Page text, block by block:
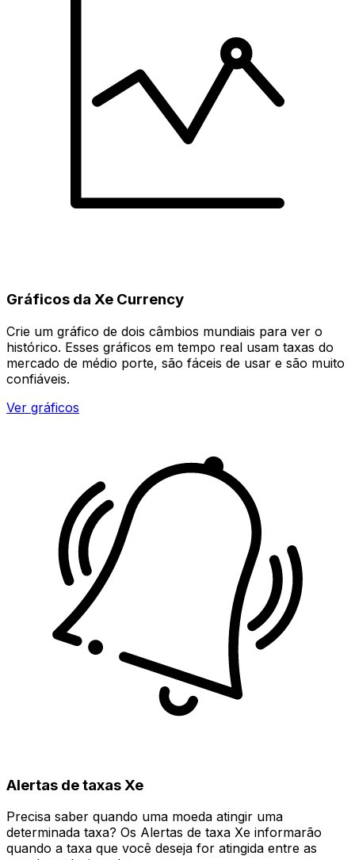
Gráficos da Xe Currency
Crie um gráfico de dois câmbios mundiais para ver o
histórico. Esses gráficos em tempo real usam taxas do
mercado de médio porte, são fáceis de usar e são muito
confiáveis.
Ver gráficos
Alertas de taxas Xe
Precisa saber quando uma moeda atingir uma
determinada taxa? Os Alertas de taxa Xe informarão
quando a taxa que você deseja for atingida entre as